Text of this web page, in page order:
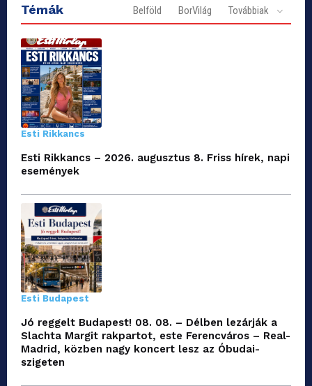
Témák Belföld BorVilág Továbbiak
Esti Rikkancs
Esti Rikkancs – 2026. augusztus 8. Friss hírek, napi
események
Esti Budapest
Jó reggelt Budapest! 08. 08. – Délben lezárják a
Slachta Margit rakpartot, este Ferencváros – Real-
Madrid, közben nagy koncert lesz az Óbudai-
szigeten